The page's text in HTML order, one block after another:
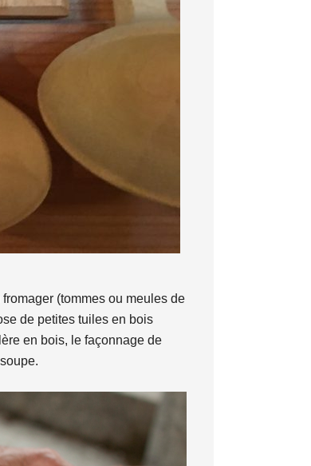
(tommes ou meules de
de petites tuiles en bois
en bois, le façonnage de